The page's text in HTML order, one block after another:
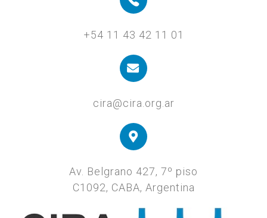
+54 11 43 42 11 01
cira@cira.org.ar
Av. Belgrano 427, 7º piso
C1092, CABA, Argentina